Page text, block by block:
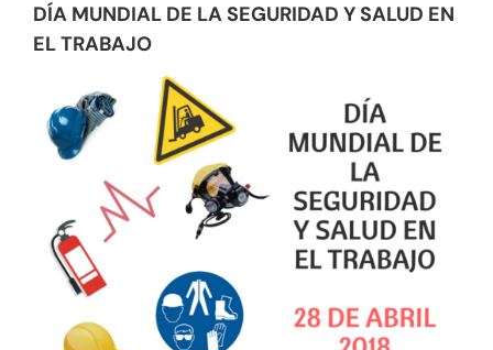
Adaptación a la LOPD
Blog
Tienda online
Contacto
DÍA MUNDIAL DE LA SEGURIDAD Y SALUD EN
EL TRABAJO